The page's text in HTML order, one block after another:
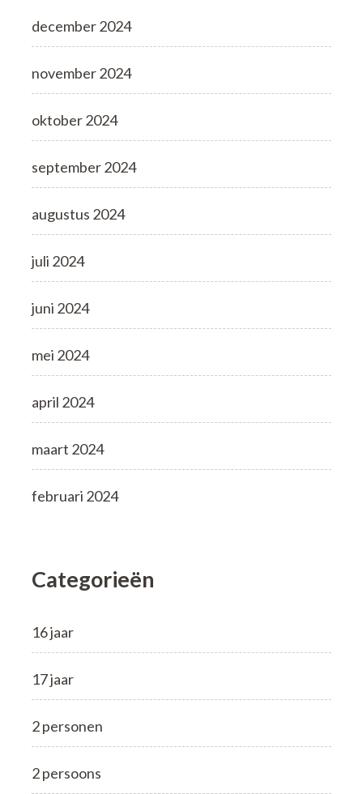
december 2024
november 2024
oktober 2024
september 2024
augustus 2024
juli 2024
juni 2024
mei 2024
april 2024
maart 2024
februari 2024
Categorieën
16 jaar
17 jaar
2 personen
2 persoons